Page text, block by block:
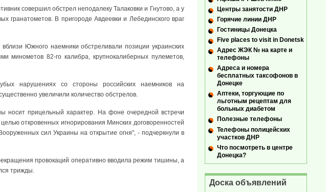
совершил обстрел неподалеку Талаковки и Гнутово, а у
гранатометов. В пригороде Авдеевки и Лебединского враг
вблизи Южного наемники обстреливали позиции украинских
минометов 82-го калибра, крупнокалиберных пулеметов,
нарушениях со стороны российских наемников на
увеличили количество обстрелов.
носит прицельный характер. На фоне очередной встречи
откровенных игнорирования Минских договоренностей
сил Украины на открытие огня", - подчеркнули в
провокаций оперативно вводила режим тишины, а
трижды.
Центры занятости ДНР
Горячие линии ДНР
Гостиницы Донецка
Five places to visit in Donetsk
Адрес ЖЭК № на карте и
телефоны
Адреса и номера
бесплатных таксофонов в
Донецке
Аптеки, торгующие по
льготным рецептам для
больных диабетом
Полезные телефоны
Телефоны полицейских
участков ДНР
Что посмотреть в центре
Донецка?
Доска объявлений